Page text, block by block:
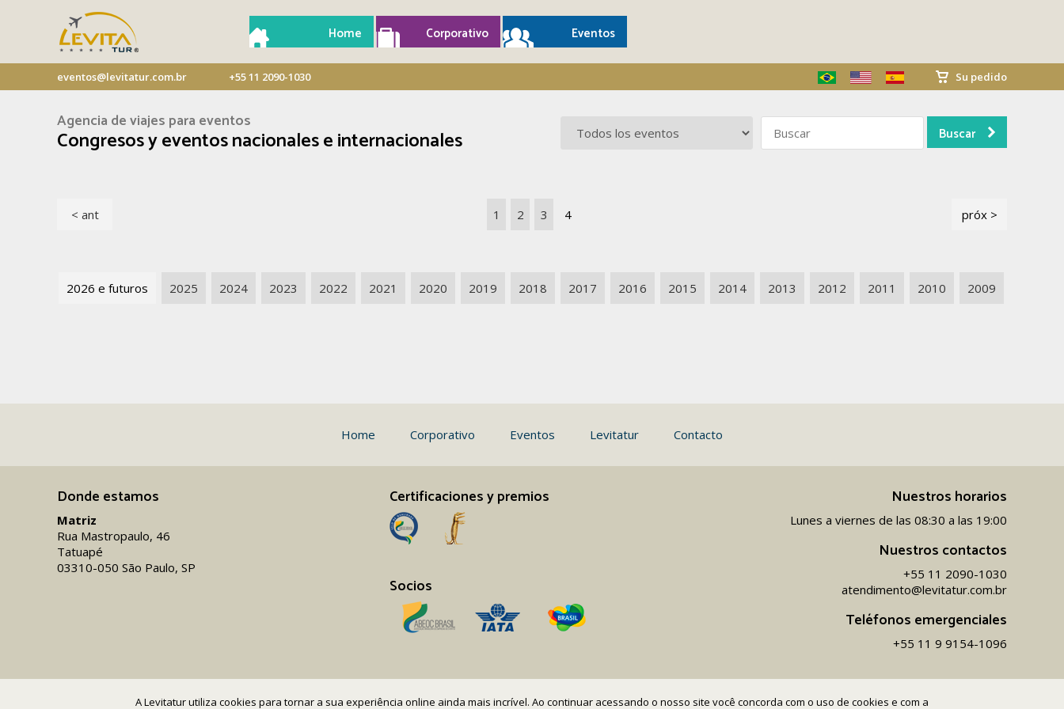
Home Corporativo Eventos
eventos@levitatur.com.br +55 11 2090-1030 Su pedido
A Levitatur utiliza cookies para tornar a sua experiência online ainda mais incrível. Ao continuar acessando o nosso site você concorda com o uso de cookies e com a
Agencia de viajes para eventos
Congresos y eventos nacionales e internacionales
< ant 1 2 3 4 próx >
2026 e futuros 2025 2024 2023 2022 2021 2020 2019 2018 2017 2016 2015 2014 2013 2012 2011 2010 2009
Home Corporativo Eventos Levitatur Contacto
Donde estamos
Matriz
Rua Mastropaulo, 46
Tatuapé
03310-050 São Paulo, SP
Certificaciones y premios
Socios
Nuestros horarios
Lunes a viernes de las 08:30 a las 19:00
Nuestros contactos
+55 11 2090-1030
atendimento@levitatur.com.br
Teléfonos emergenciales
+55 11 9 9154-1096‬